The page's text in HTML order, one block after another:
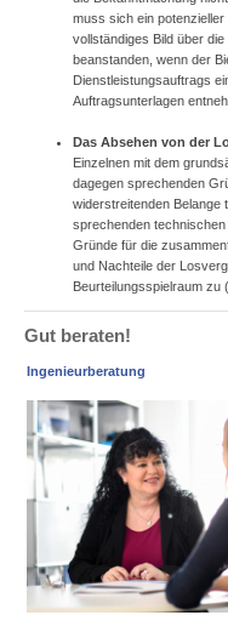
muss sich ein
vollständiges Bild über
beanstanden, wenn der
Dienstleistungsauftrags
Auftragsunterlagen
Das Absehen von der
Einzelnen mit dem
dagegen sprechenden
widerstreitenden Belange
sprechenden
Gründe für die
und Nachteile der
Beurteilungsspielraum zu
Gut beraten!
Ingenieurberatung